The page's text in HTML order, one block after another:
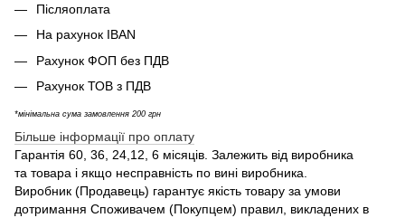
Післяоплата
На рахунок IBAN
Рахунок ФОП без ПДВ
Рахунок ТОВ з ПДВ
*мінімальна сума замовлення 200 грн
Більше інформації про оплату
Гарантія 60, 36, 24,12, 6 місяців. Залежить від виробника
та товара і якщо несправність по вині виробника.
Виробник (Продавець) гарантує якість товару за умови
дотримання Споживачем (Покупцем) правил, викладених в